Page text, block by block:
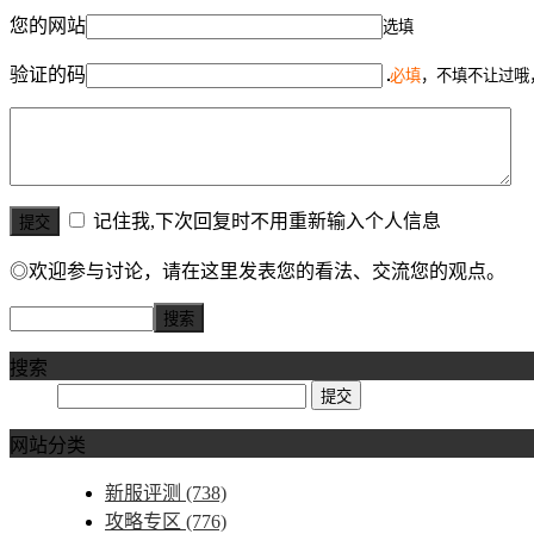
您的网站 选填
验证的码 必填，不填不让过
记住我,下次回复时不用重新输入个人信息
◎欢迎参与讨论，请在这里发表您的看法、交流您的观点。
搜索
网站分类
新服评测 (738)
攻略专区 (776)